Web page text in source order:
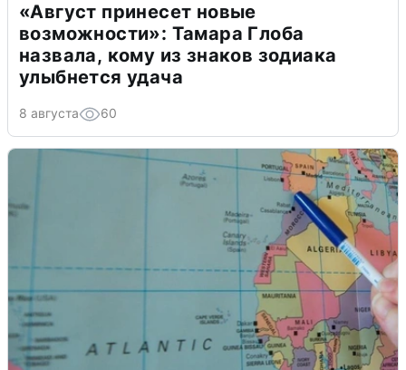
«Август принесет новые
возможности»: Тамара Глоба
назвала, кому из знаков зодиака
улыбнется удача
8 августа 60